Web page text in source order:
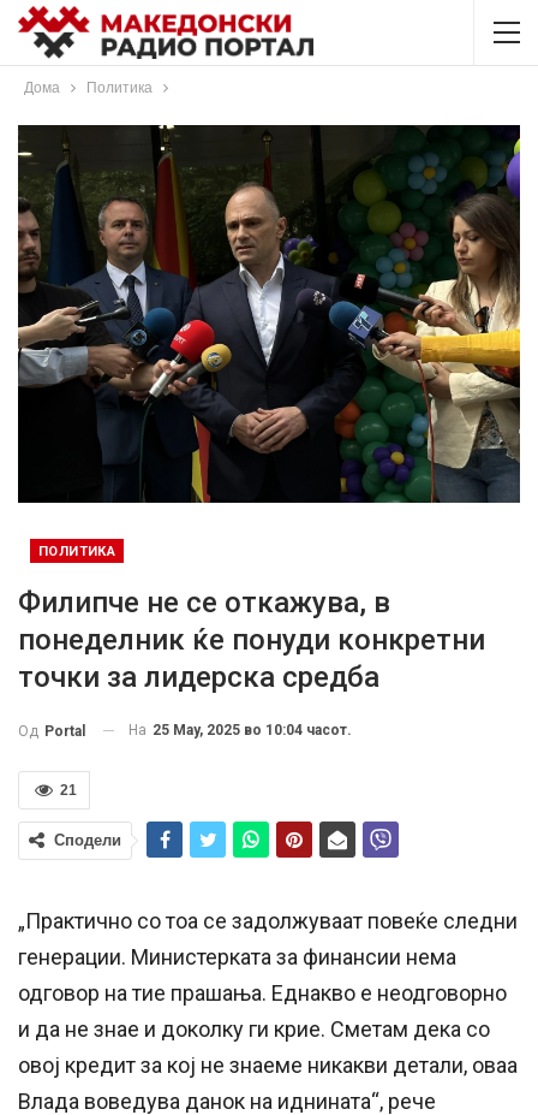
Дома Политика
ПОЛИТИКА
Филипче не се откажува, в
понеделник ќе понуди конкретни
точки за лидерска средба
Од Portal На 25 May, 2025 во 10:04 часот.
21
Сподели
„Практично со тоа се задолжуваат повеќе следни
генерации. Министерката за финансии нема
одговор на тие прашања. Еднакво е неодговорно
и да не знае и доколку ги крие. Сметам дека со
овој кредит за кој не знаеме никакви детали, оваа
Влада воведува данок на иднината“, рече